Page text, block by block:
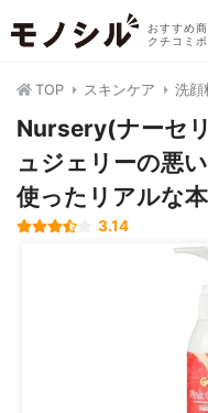
おすすめ
クチコミ
TOP スキンケア 洗顔
Nursery(ナーセ
ュジェリーの悪
使ったリアルな
3.14